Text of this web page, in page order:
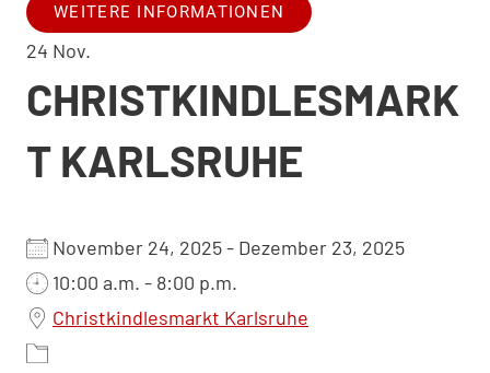
WEITERE INFORMATIONEN
24 Nov.
CHRISTKINDLESMARK
T KARLSRUHE
November 24, 2025 - Dezember 23, 2025
10:00 a.m. - 8:00 p.m.
Christkindlesmarkt Karlsruhe